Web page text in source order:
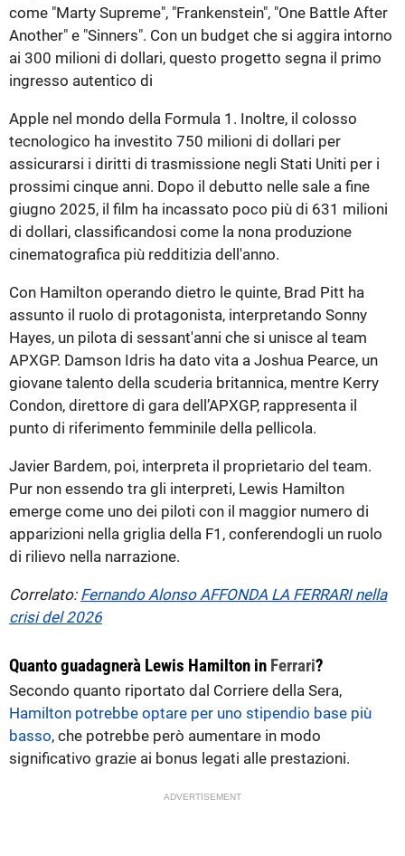
come "Marty Supreme", "Frankenstein", "One Battle After
Another" e "Sinners". Con un budget che si aggira intorno
ai 300 milioni di dollari, questo progetto segna il primo
ingresso autentico di
Apple nel mondo della Formula 1. Inoltre, il colosso
tecnologico ha investito 750 milioni di dollari per
assicurarsi i diritti di trasmissione negli Stati Uniti per i
prossimi cinque anni. Dopo il debutto nelle sale a fine
giugno 2025, il film ha incassato poco più di 631 milioni
di dollari, classificandosi come la nona produzione
cinematografica più redditizia dell'anno.
Con Hamilton operando dietro le quinte, Brad Pitt ha
assunto il ruolo di protagonista, interpretando Sonny
Hayes, un pilota di sessant'anni che si unisce al team
APXGP. Damson Idris ha dato vita a Joshua Pearce, un
giovane talento della scuderia britannica, mentre Kerry
Condon, direttore di gara dell’APXGP, rappresenta il
punto di riferimento femminile della pellicola.
Javier Bardem, poi, interpreta il proprietario del team.
Pur non essendo tra gli interpreti, Lewis Hamilton
emerge come uno dei piloti con il maggior numero di
apparizioni nella griglia della F1, conferendogli un ruolo
di rilievo nella narrazione.
Correlato: Fernando Alonso AFFONDA LA FERRARI nella
crisi del 2026
Quanto guadagnerà Lewis Hamilton in Ferrari?
Secondo quanto riportato dal Corriere della Sera,
Hamilton potrebbe optare per uno stipendio base più
basso, che potrebbe però aumentare in modo
significativo grazie ai bonus legati alle prestazioni.
ADVERTISEMENT